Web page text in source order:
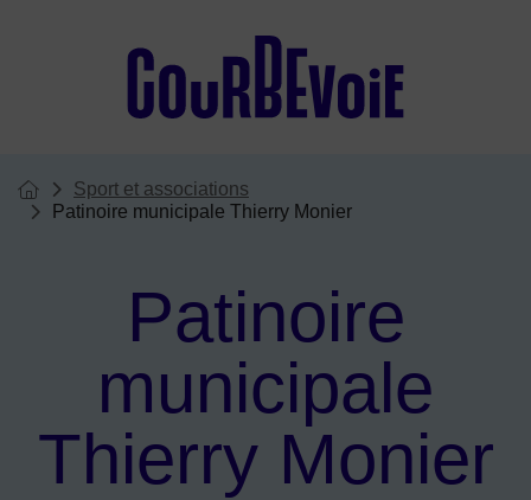
Vous êtes ici :
Page d'accueil du site
Sport et associations
Patinoire municipale Thierry Monier
Patinoire
municipale
Thierry Monier